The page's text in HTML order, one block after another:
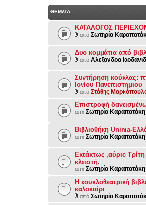
ΘΕΜΑΤΑ
ΚΑΤΑΛΟΓΟΣ
από Σωτηρία
Δυο κομμάτια από
από Αλεξανδρα
Συντήρηση κούκλας:
Ιονίου Πανεπιστημίου
από Στάθης
Επιστροφή
από Σωτηρία Καραπατάκη
Βιβλιοθήκη Unima-
από Σωτηρία Καραπατάκη
Εκτάκτως ,αύριο Τρίτη
κλειστή.
από Σωτηρία Καραπατάκη
Η κουκλοθεατρική
καλοκαίρι
από Σωτηρία